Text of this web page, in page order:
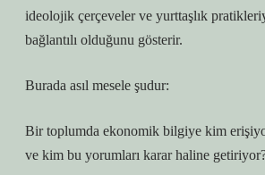
ideolojik çerçeveler ve yurttaşlık
bağlantılı olduğunu gösterir.
Burada asıl mesele şudur:
Bir toplumda ekonomik bilgiye kim
ve kim bu yorumları karar haline